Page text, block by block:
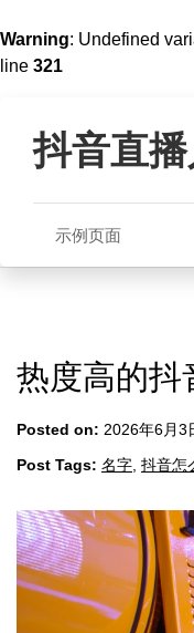
Warning: Undefined
line 321
content抖音直
示例页面
热度高的抖
Posted on: 2026年6月3
Post Tags: 名字 抖音怎